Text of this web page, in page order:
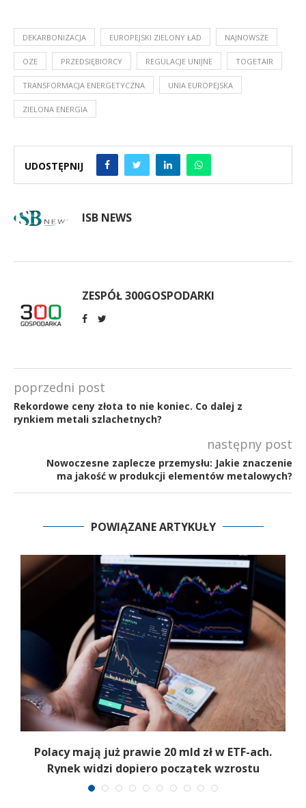
DEKARBONIZACJA EUROPEJSKI ZIELONY ŁAD NAJNOWSZE
OZE PRZEDSIĘBIORCY REGULACJE UNIJNE TOGETAIR
TRANSFORMACJA ENERGETYCZNA UNIA EUROPEJSKA
ZIELONA ENERGIA
UDOSTĘPNIJ
ISB NEWS
ZESPÓŁ 300GOSPODARKI
poprzedni post
Rekordowe ceny złota to nie koniec. Co dalej z
rynkiem metali szlachetnych?
następny post
Nowoczesne zaplecze przemysłu: Jakie znaczenie
ma jakość w produkcji elementów metalowych?
POWIĄZANE ARTYKUŁY
Polacy mają już prawie 20 mld zł w ETF-ach.
Rynek widzi dopiero początek wzrostu